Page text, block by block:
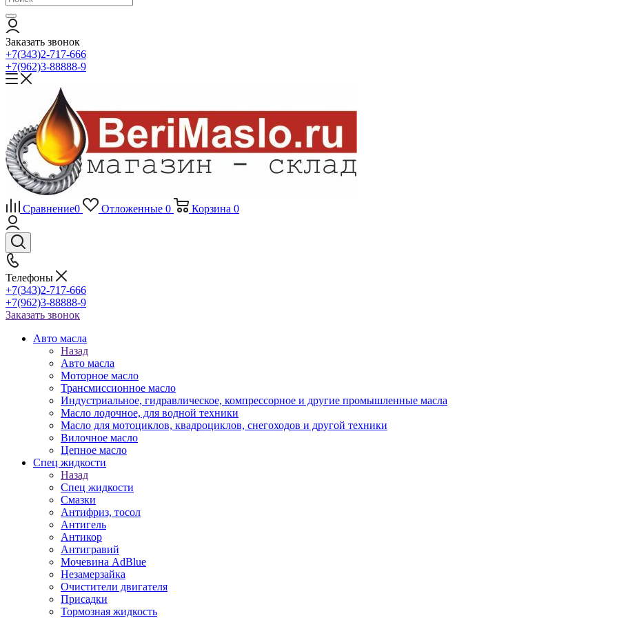
Заказать звонок
+7(343)2-717-666
+7(962)3-88888-9
Сравнение0 Отложенные 0 Корзина 0
Телефоны
+7(343)2-717-666
+7(962)3-88888-9
Заказать звонок
Авто масла
Назад
Авто масла
Моторное масло
Трансмиссионное масло
Индустриальное, гидравлическое, компрессорное и другие промышленные масла
Масло лодочное, для водной техники
Масло для мотоциклов, квадроциклов, снегоходов и другой техники
Вилочное масло
Цепное масло
Спец жидкости
Назад
Спец жидкости
Смазки
Антифриз, тосол
Антигель
Антикор
Антигравий
Мочевина AdBlue
Незамерзайка
Очистители двигателя
Присадки
Тормозная жидкость